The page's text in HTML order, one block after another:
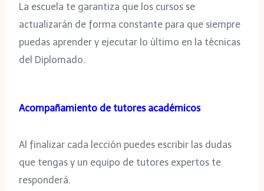
La escuela te garantiza que los cursos se
actualizarán de forma constante para que siempre
puedas aprender y ejecutar lo último en la técnicas
del Diplomado.
Acompañamiento de tutores académicos
Al finalizar cada lección puedes escribir las dudas
que tengas y un equipo de tutores expertos te
responderá.